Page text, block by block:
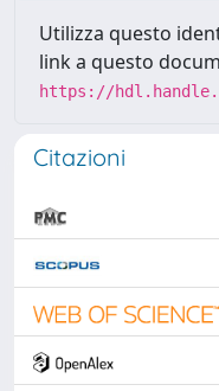
Utilizza questo
link a questo
https://
Citazioni